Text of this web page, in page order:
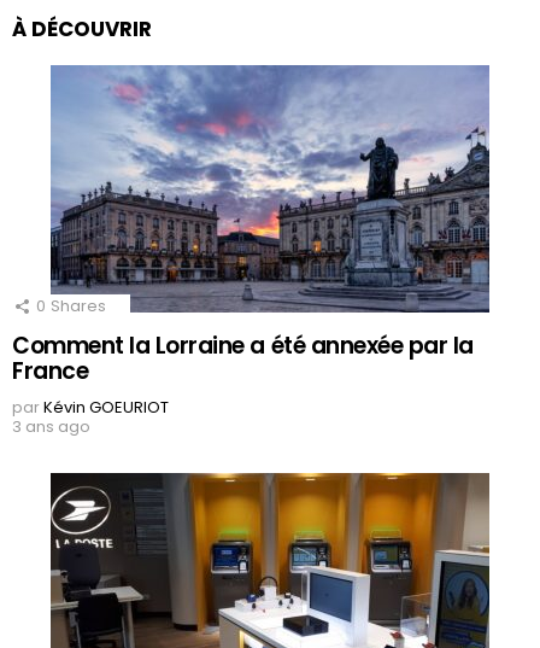
À DÉCOUVRIR
0 Shares
Comment la Lorraine a été annexée par la
France
parKévin GOEURIOT
3 ans ago